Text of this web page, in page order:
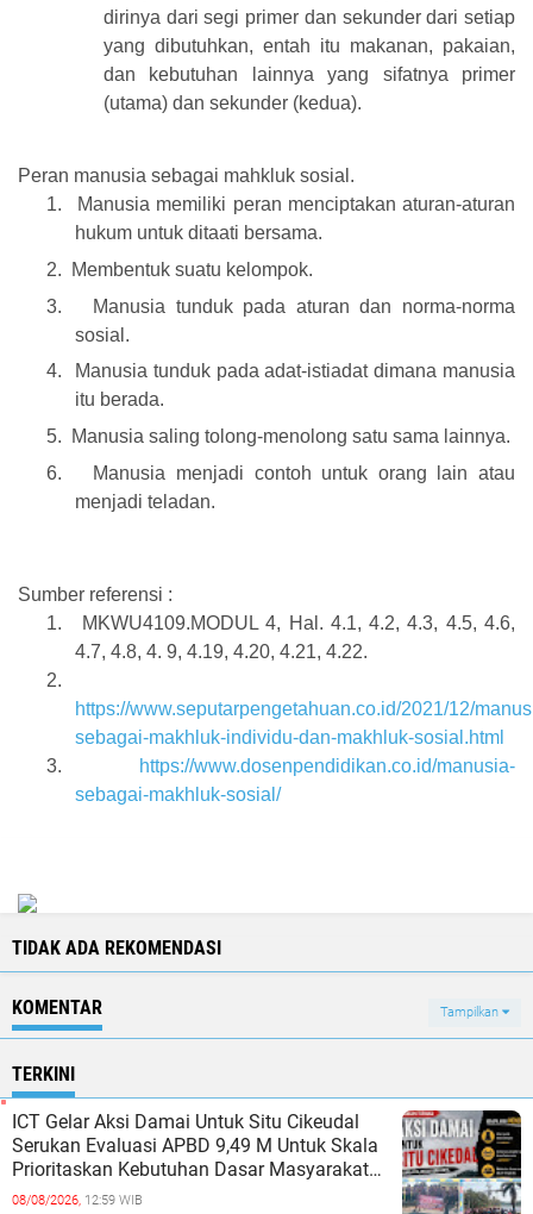
dirinya dari segi primer dan sekunder dari setiap
yang dibutuhkan, entah itu makanan, pakaian,
dan kebutuhan lainnya yang sifatnya primer
(utama) dan sekunder (kedua).
Peran manusia sebagai mahkluk sosial.
1.
Manusia memiliki peran menciptakan aturan-aturan
hukum untuk ditaati bersama.
2.
Membentuk suatu kelompok.
3.
Manusia tunduk pada aturan dan norma-norma
sosial.
4.
Manusia tunduk pada adat-istiadat dimana manusia
itu berada.
5.
Manusia saling tolong-menolong satu sama lainnya.
6.
Manusia menjadi contoh untuk orang lain atau
menjadi teladan.
Sumber referensi :
1.
MKWU4109.MODUL 4, Hal. 4.1, 4.2, 4.3, 4.5, 4.6,
4.7, 4.8, 4. 9, 4.19, 4.20, 4.21, 4.22.
2.
https://www.seputarpengetahuan.co.id/2021/12/
sebagai-makhluk-individu-dan-makhluk-sosial.html
3.
https://www.dosenpendidikan.co.id/manusia-
sebagai-makhluk-sosial/
TIDAK ADA REKOMENDASI
KOMENTAR Tampilkan
TERKINI
ICT Gelar Aksi Damai Untuk Situ Cikeudal
Serukan Evaluasi APBD 9,49 M Untuk Skala
Prioritaskan Kebutuhan Dasar Masyarakat
Belum Saat nya Butuh Kawasa
08/08/2026, 12:59 WIB